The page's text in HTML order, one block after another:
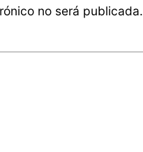
no será publicada.